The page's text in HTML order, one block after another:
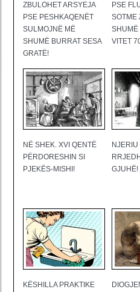
ZBULOHET ARSYEJA
PSE PESHKAQENËT
SULMOJNË MË
SHUMË BURRAT SESA
GRATË!
PSE
SOTME
SHUMË
VITET
NË SHEK. XVI QENTË
PËRDORESHIN SI
PJEKËS-MISHI!
NJERIU
GJUHË!
KËSHILLA PRAKTIKE